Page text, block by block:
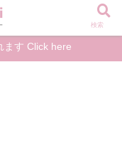
ます Click here
検索